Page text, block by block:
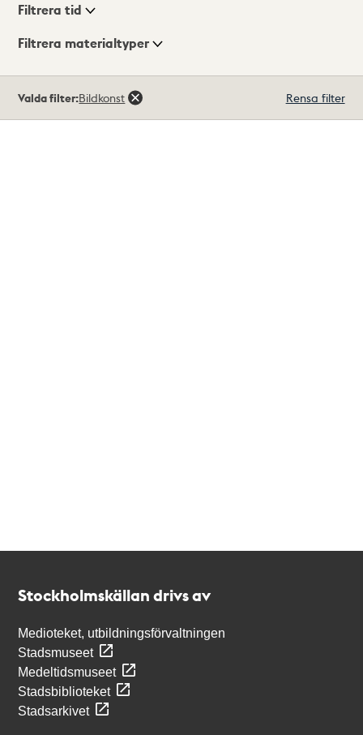
Visningsläge
Filtrera tid
Filtrera materialtyper
träffar
Valda filter:Bildkonst Rensa filter
Stockholmskällan drivs av
Medioteket, utbildningsförvaltningen
Stadsmuseet
Medeltidsmuseet
Stadsbiblioteket
Stadsarkivet